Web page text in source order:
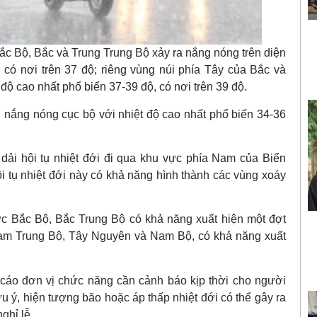
Bộ, Bắc và Trung Trung Bộ xảy ra nắng nóng trên diện
nơi trên 37 độ; riêng vùng núi phía Tây của Bắc và
cao nhất phổ biến 37-39 độ, có nơi trên 39 độ.
nóng cục bộ với nhiệt độ cao nhất phổ biến 34-36
hội tụ nhiệt đới đi qua khu vực phía Nam của Biển
nhiệt đới này có khả năng hình thành các vùng xoáy
Bộ, Bắc Trung Bộ có khả năng xuất hiện một đợt
Trung Bộ, Tây Nguyên và Nam Bộ, có khả năng xuất
đơn vị chức năng cần cảnh báo kịp thời cho người
ý, hiện tượng bão hoặc áp thấp nhiệt đới có thể gây ra
lễ.